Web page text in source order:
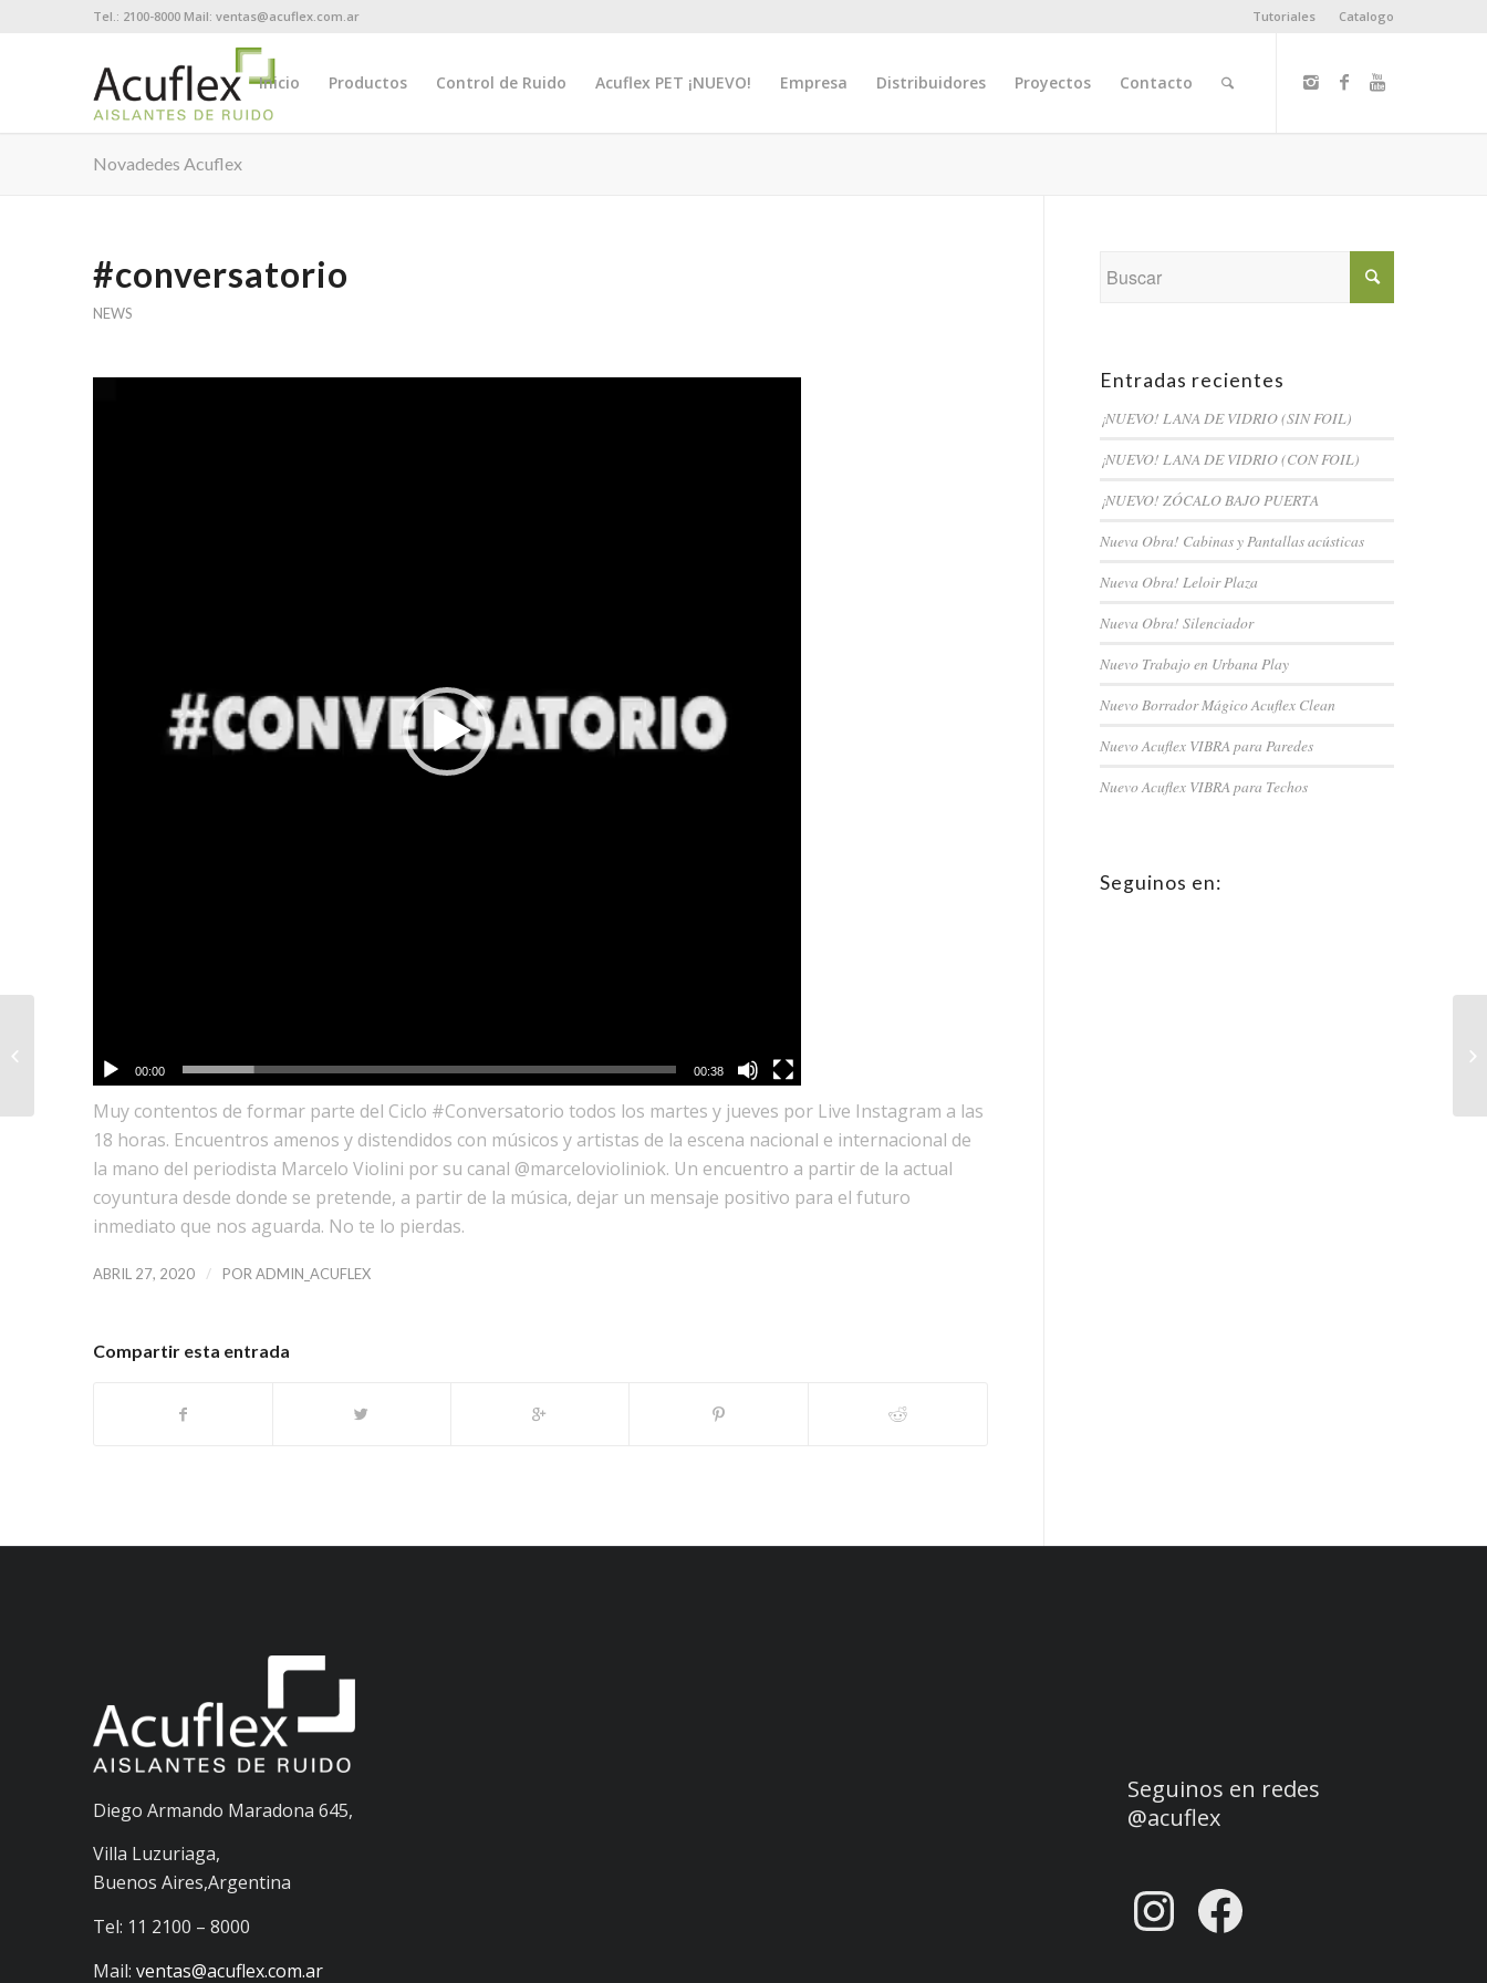
Tutoriales Catalogo
Tel.: 2100-8000 Mail: ventas@acuflex.com.ar
Inicio Productos Control de Ruido Acuflex PET ¡NUEVO! Empresa Distribuidores Proyectos Contacto
Novadedes Acuflex
#conversatorio
NEWS
00:00 00:38
Muy contentos de formar parte del Ciclo #Conversatorio todos los martes y jueves por Live Instagram a las
18 horas. Encuentros amenos y distendidos con músicos y artistas de la escena nacional e internacional de
la mano del periodista Marcelo Violini por su canal @marcelovioliniok. Un encuentro a partir de la actual
coyuntura desde donde se pretende, a partir de la música, dejar un mensaje positivo para el futuro
inmediato que nos aguarda. No te lo pierdas.
ABRIL 27, 2020 / POR ADMIN_ACUFLEX
Compartir esta entrada
Entradas recientes
¡NUEVO! LANA DE VIDRIO (SIN FOIL)
¡NUEVO! LANA DE VIDRIO (CON FOIL)
¡NUEVO! ZÓCALO BAJO PUERTA
Nueva Obra! Cabinas y Pantallas acústicas
Nueva Obra! Leloir Plaza
Nueva Obra! Silenciador
Nuevo Trabajo en Urbana Play
Nuevo Borrador Mágico Acuflex Clean
Nuevo Acuflex VIBRA para Paredes
Nuevo Acuflex VIBRA para Techos
Seguinos en:
Diego Armando Maradona 645,
Villa Luzuriaga,
Buenos Aires,Argentina
Tel: 11 2100 – 8000
Mail: ventas@acuflex.com.ar
Seguinos en redes
@acuflex
Instagram
Facebook
contra el ruido